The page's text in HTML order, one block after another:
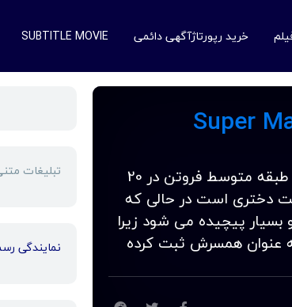
خرید رپورتاژآگهی دائمی SUBTITLE MOVIE
دانلود زیرنویس فارسی فیلم Super Machi 2022 یک خواننده طبقه متوسط فروتن در 20
دختری است در حالی که
بسیار پیچیده می شود زیرا
عنوان همسرش ثبت کرده
تبلیغات
نمایندگی